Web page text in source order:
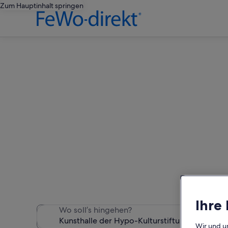
Zum Hauptinhalt springen
Wo soll’s hingehen? Ihre
Wir und